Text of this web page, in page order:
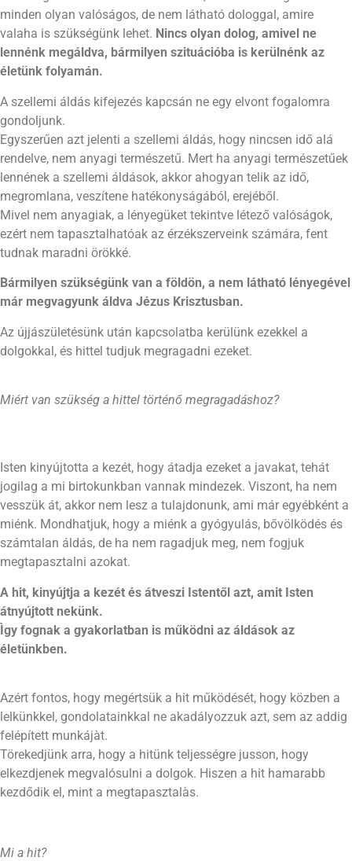
minden olyan valóságos, de nem látható dologgal, amire
valaha is szükségünk lehet. Nincs olyan dolog, amivel ne
lennénk megáldva, bármilyen szituációba is kerülnénk az
életünk folyamán.
A szellemi áldás kifejezés kapcsán ne egy elvont fogalomra
gondoljunk.
Egyszerűen azt jelenti a szellemi áldás, hogy nincsen idő alá
rendelve, nem anyagi természetű. Mert ha anyagi természetűek
lennének a szellemi áldások, akkor ahogyan telik az idő,
megromlana, veszítene hatékonyságából, erejéből.
Mivel nem anyagiak, a lényegüket tekintve létező valóságok,
ezért nem tapasztalhatóak az érzékszerveink számára, fent
tudnak maradni örökké.
Bármilyen szükségünk van a földön, a nem látható lényegével
már megvagyunk áldva Jézus Krisztusban.
Az újjászületésünk után kapcsolatba kerülünk ezekkel a
dolgokkal, és hittel tudjuk megragadni ezeket.
Miért van szükség a hittel történő megragadáshoz?
Isten kinyújtotta a kezét, hogy átadja ezeket a javakat, tehát
jogilag a mi birtokunkban vannak mindezek. Viszont, ha nem
vesszük át, akkor nem lesz a tulajdonunk, ami már egyébként a
miénk. Mondhatjuk, hogy a miénk a gyógyulás, bővölködés és
számtalan áldás, de ha nem ragadjuk meg, nem fogjuk
megtapasztalni azokat.
A hit, kinyújtja a kezét és átveszi Istentől azt, amit Isten
átnyújtott nekünk.
Ìgy fognak a gyakorlatban is működni az áldások az
életünkben.
Azért fontos, hogy megértsük a hit működését, hogy közben a
lelkünkkel, gondolatainkkal ne akadályozzuk azt, sem az addig
felépített munkájàt.
Törekedjünk arra, hogy a hitünk teljességre jusson, hogy
elkezdjenek megvalósulni a dolgok. Hiszen a hit hamarabb
kezdődik el, mint a megtapasztalàs.
Mi a hit?